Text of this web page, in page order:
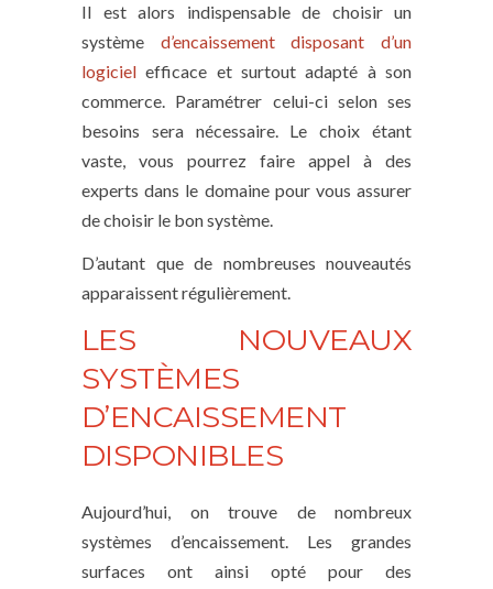
Il est alors indispensable de choisir un
système d’encaissement disposant d’un
logiciel efficace et surtout adapté à son
commerce. Paramétrer celui-ci selon ses
besoins sera nécessaire. Le choix étant
vaste, vous pourrez faire appel à des
experts dans le domaine pour vous assurer
de choisir le bon système.
D’autant que de nombreuses nouveautés
apparaissent régulièrement.
LES NOUVEAUX
SYSTÈMES
D’ENCAISSEMENT
DISPONIBLES
Aujourd’hui, on trouve de nombreux
systèmes d’encaissement. Les grandes
surfaces ont ainsi opté pour des